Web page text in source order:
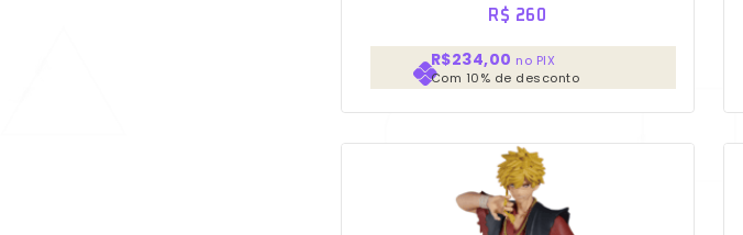
R$ 260
R$234,00 no PIX
Com 10% de desconto